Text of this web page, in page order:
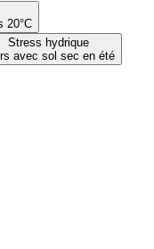
20°C
Stress hydrique
avec sol sec en été